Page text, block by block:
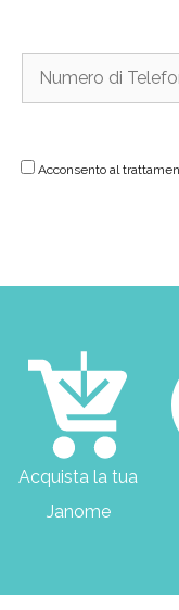
Acconsento al
Acquista la tua
Janome